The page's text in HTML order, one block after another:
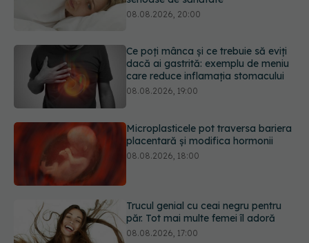
dacă ai gastrită: exemplu de meniu
Microplasticele pot traversa bariera
placentară și modifica hormonii
Trucul genial cu ceai negru pentru
Medicamentul folosit de peste 60 de